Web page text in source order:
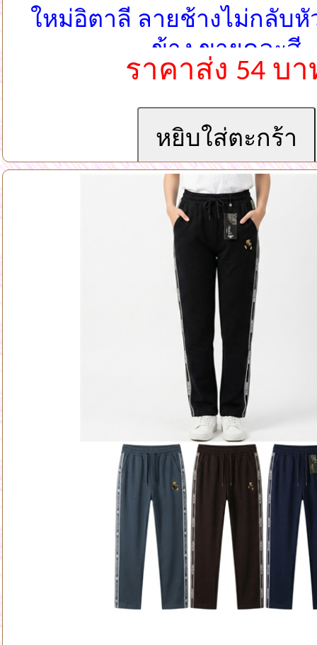
ใหม่อิตาลี ลายช้างไม่กลับหั
ข้าง ขายคละสี
ราคาส่ง 54 บา